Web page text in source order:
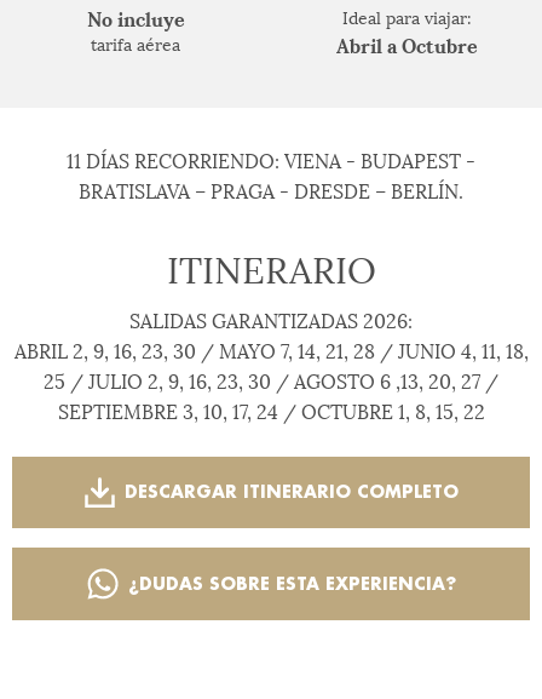
No incluye
tarifa aérea
Ideal para viajar:
Abril a Octubre
11 DÍAS RECORRIENDO: VIENA - BUDAPEST -
BRATISLAVA – PRAGA - DRESDE – BERLÍN.
ITINERARIO
SALIDAS GARANTIZADAS 2026:
ABRIL 2, 9, 16, 23, 30 / MAYO 7, 14, 21, 28 / JUNIO 4, 11, 18,
25 / JULIO 2, 9, 16, 23, 30 / AGOSTO 6 ,13, 20, 27 /
SEPTIEMBRE 3, 10, 17, 24 / OCTUBRE 1, 8, 15, 22
DESCARGAR ITINERARIO COMPLETO
¿DUDAS SOBRE ESTA EXPERIENCIA?